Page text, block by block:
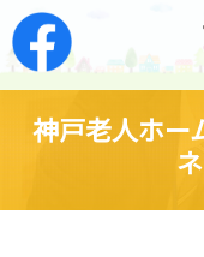
神戸老人ホー